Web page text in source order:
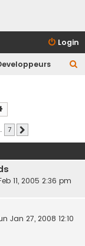
Login
h
7
11, 2005 2:36 pm
Jan 27, 2008 12:10